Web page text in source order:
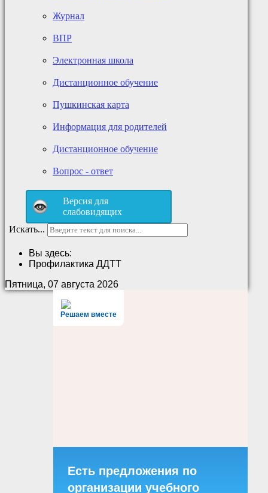
Журнал
ВПР
Электронная школа
Дистанционное обучение
Пушкинская карта
Информация для родителей
Дистанционное обучение
Вопрос - ответ
Версия для
слабовидящих
Искать...
Вы здесь:
Профилактика ДДТТ
Пятница, 07 августа 2026
Решаем вместе
Есть предложения по
организации учебного